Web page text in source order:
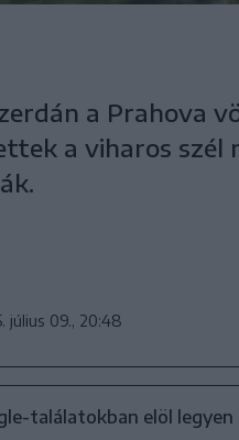
a Prahova
a viharos szél
július 09., 20:48
találatokban elöl legyen